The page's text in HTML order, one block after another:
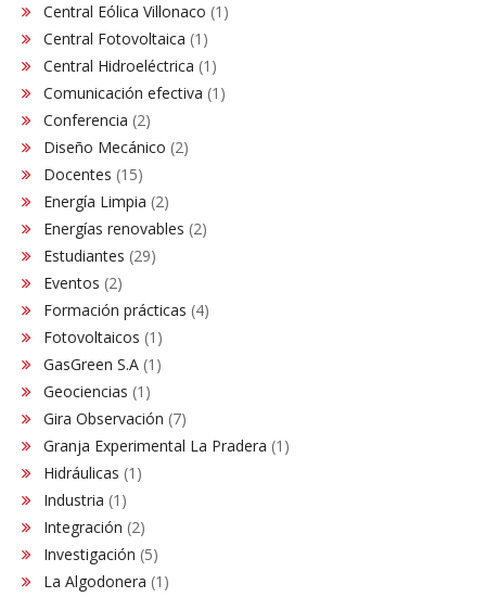
Central Eólica Villonaco (1)
Central Fotovoltaica (1)
Central Hidroeléctrica (1)
Comunicación efectiva (1)
Conferencia (2)
Diseño Mecánico (2)
Docentes (15)
Energía Limpia (2)
Energías renovables (2)
Estudiantes (29)
Eventos (2)
Formación prácticas (4)
Fotovoltaicos (1)
GasGreen S.A (1)
Geociencias (1)
Gira Observación (7)
Granja Experimental La Pradera (1)
Hidráulicas (1)
Industria (1)
Integración (2)
Investigación (5)
La Algodonera (1)